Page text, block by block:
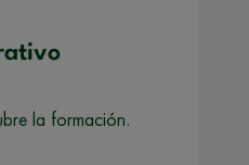
la formación.